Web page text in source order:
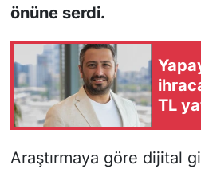
önüne serdi.
TL
Araştırmaya göre dijital